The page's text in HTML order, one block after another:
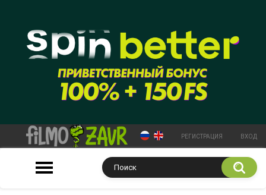
РЕГИСТРАЦИЯ ВХОД